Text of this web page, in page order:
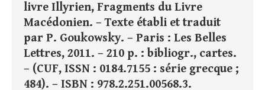
livre Illyrien, Fragments du Livre
Macédonien. – Texte établi et traduit
par P. Goukowsky. – Paris : Les Belles
Lettres, 2011. – 210 p. : bibliogr., cartes.
– (CUF, ISSN : 0184.7155 : série grecque ;
484). – ISBN : 978.2.251.00568.3.